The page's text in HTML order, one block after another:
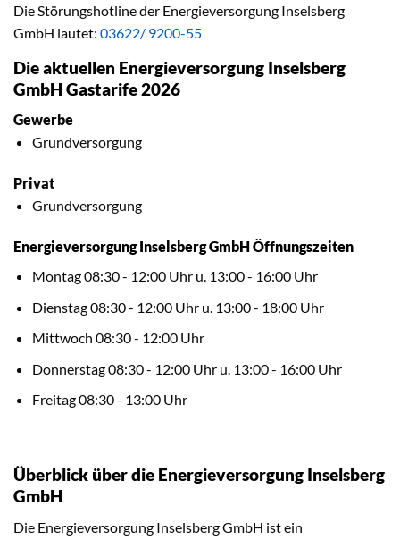
Die Störungshotline der Energieversorgung Inselsberg
GmbH lautet: 03622/ 9200-55
Die aktuellen Energieversorgung Inselsberg
GmbH Gastarife 2026
Gewerbe
Grundversorgung
Privat
Grundversorgung
Energieversorgung Inselsberg GmbH Öffnungszeiten
Montag 08:30 - 12:00 Uhr u. 13:00 - 16:00 Uhr
Dienstag 08:30 - 12:00 Uhr u. 13:00 - 18:00 Uhr
Mittwoch 08:30 - 12:00 Uhr
Donnerstag 08:30 - 12:00 Uhr u. 13:00 - 16:00 Uhr
Freitag 08:30 - 13:00 Uhr
Überblick über die Energieversorgung Inselsberg
GmbH
Die Energieversorgung Inselsberg GmbH ist ein